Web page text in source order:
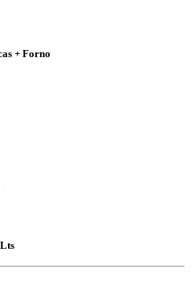
+ Forno